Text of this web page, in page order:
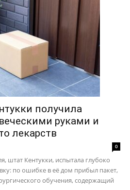
получила
руками и
лекарств
0
штат Кентукки, испытала глубоко
по ошибке в её дом прибыл пакет,
обучения, содержащий